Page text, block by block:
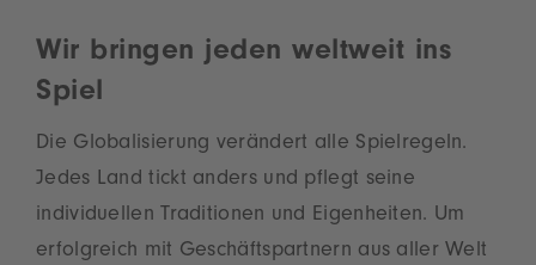
Wir bringen jeden weltweit ins
Spiel
Die Globalisierung verändert alle Spielregeln.
Jedes Land tickt anders und pflegt seine
individuellen Traditionen und Eigenheiten. Um
erfolgreich mit Geschäftspartnern aus aller Welt